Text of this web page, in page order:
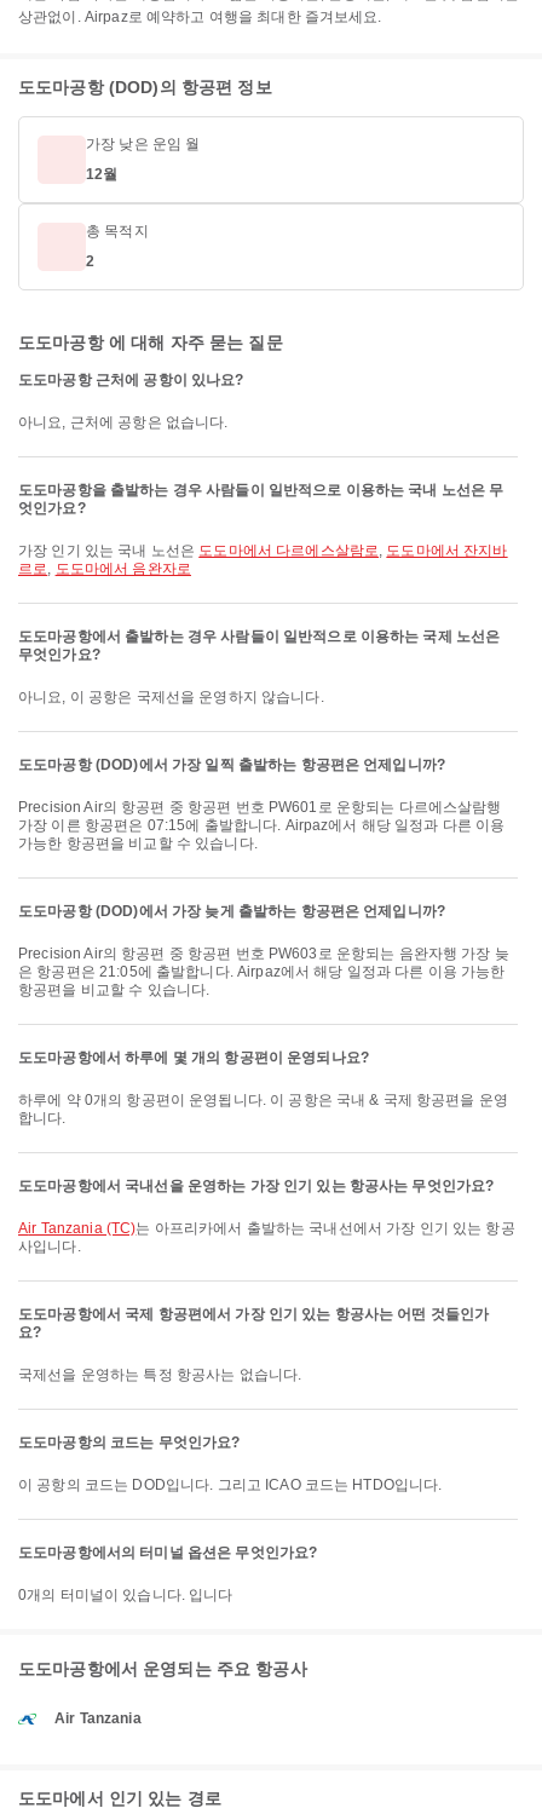
상관없이. Airpaz로 예약하고 여행을 최대한 즐겨보세요.
도도마공항 (DOD)의 항공편 정보
가장 낮은 운임 월
12월
총 목적지
2
도도마공항 에 대해 자주 묻는 질문
도도마공항 근처에 공항이 있나요?
아니요, 근처에 공항은 없습니다.
도도마공항을 출발하는 경우 사람들이 일반적으로 이용하는 국내 노선은 무
엇인가요?
가장 인기 있는 국내 노선은 도도마에서 다르에스살람로, 도도마에서 잔지바
르로, 도도마에서 음완자로
도도마공항에서 출발하는 경우 사람들이 일반적으로 이용하는 국제 노선은
무엇인가요?
아니요, 이 공항은 국제선을 운영하지 않습니다.
도도마공항 (DOD)에서 가장 일찍 출발하는 항공편은 언제입니까?
Precision Air의 항공편 중 항공편 번호 PW601로 운항되는 다르에스살람행
가장 이른 항공편은 07:15에 출발합니다. Airpaz에서 해당 일정과 다른 이용
가능한 항공편을 비교할 수 있습니다.
도도마공항 (DOD)에서 가장 늦게 출발하는 항공편은 언제입니까?
Precision Air의 항공편 중 항공편 번호 PW603로 운항되는 음완자행 가장 늦
은 항공편은 21:05에 출발합니다. Airpaz에서 해당 일정과 다른 이용 가능한
항공편을 비교할 수 있습니다.
도도마공항에서 하루에 몇 개의 항공편이 운영되나요?
하루에 약 0개의 항공편이 운영됩니다. 이 공항은 국내 & 국제 항공편을 운영
합니다.
도도마공항에서 국내선을 운영하는 가장 인기 있는 항공사는 무엇인가요?
Air Tanzania (TC)는 아프리카에서 출발하는 국내선에서 가장 인기 있는 항공
사입니다.
도도마공항에서 국제 항공편에서 가장 인기 있는 항공사는 어떤 것들인가
요?
국제선을 운영하는 특정 항공사는 없습니다.
도도마공항의 코드는 무엇인가요?
이 공항의 코드는 DOD입니다. 그리고 ICAO 코드는 HTDO입니다.
도도마공항에서의 터미널 옵션은 무엇인가요?
0개의 터미널이 있습니다. 입니다
도도마공항에서 운영되는 주요 항공사
Air Tanzania
도도마에서 인기 있는 경로